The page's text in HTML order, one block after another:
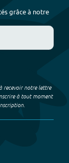
grâce à notre
recevoir notre lettre
à tout moment